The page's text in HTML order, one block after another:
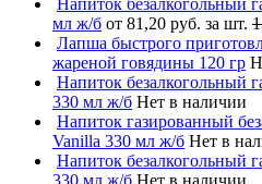
мл ж/б от 81,20 руб. за шт.
Лапша быстрого
жареной говядины 120 гр
Напиток безалкогольный
330 мл ж/б Нет в наличии
Напиток газированный
Vanilla 330 мл ж/б Нет в
Напиток безалкогольный
330 мл ж/б Нет в наличии